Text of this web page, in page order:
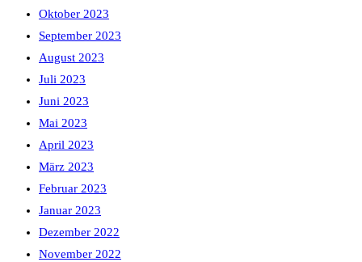
Oktober 2023
September 2023
August 2023
Juli 2023
Juni 2023
Mai 2023
April 2023
März 2023
Februar 2023
Januar 2023
Dezember 2022
November 2022